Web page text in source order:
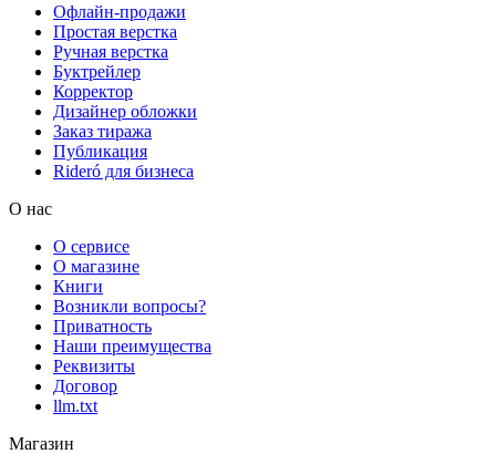
Офлайн-продажи
Простая верстка
Ручная верстка
Буктрейлер
Корректор
Дизайнер обложки
Заказ тиража
Публикация
Rideró для бизнеса
О нас
О сервисе
О магазине
Книги
Возникли вопросы?
Приватность
Наши преимущества
Реквизиты
Договор
llm.txt
Магазин